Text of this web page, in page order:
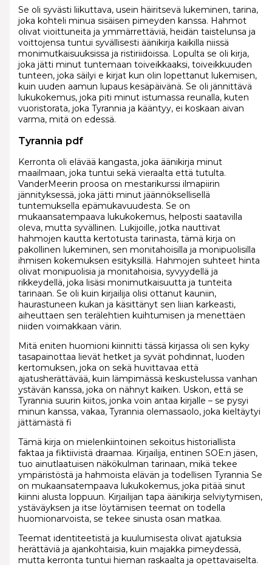
Se oli syvästi liikuttava, usein häiritsevä lukeminen, tarina,
joka kohteli minua sisäisen pimeyden kanssa. Hahmot
olivat vioittuneita ja ymmärrettäviä, heidän taistelunsa ja
voittojensa tuntui syvällisesti äänikirja kaikilla niissä
monimutkaisuuksissa ja ristiriidoissa. Lopulta se oli kirja,
joka jätti minut tuntemaan toiveikkaaksi, toiveikkuuden
tunteen, joka säilyi e kirjat​ kun olin lopettanut lukemisen,
kuin uuden aamun lupaus kesäpäivänä. Se oli jännittävä
lukukokemus, joka piti minut istumassa reunalla, kuten
vuoristorata, joka Tyrannia ja kääntyy, ei koskaan aivan
varma, mitä on edessä.
Tyrannia pdf
Kerronta oli elävää kangasta, joka äänikirja minut
maailmaan, joka tuntui sekä vieraalta että tutulta.
VanderMeerin proosa on mestarikurssi ilmapiirin
jännityksessä, joka jätti minut jäännöksellisellä
tuntemuksella epämukavuudesta. Se on
mukaansatempaava lukukokemus, helposti saatavilla
oleva, mutta syvällinen. Lukijoille, jotka nauttivat
hahmojen kautta kertotusta tarinasta, tämä kirja on
pakollinen lukeminen, sen monitahoisilla ja monipuolisilla
ihmisen kokemuksen esityksillä. Hahmojen suhteet hinta
olivat monipuolisia ja monitahoisia, syvyydellä ja
rikkeydellä, joka lisäsi monimutkaisuutta ja tunteita
tarinaan. Se oli kuin kirjailija olisi ottanut kauniin,
haurastuneen kukan ja käsittänyt sen liian karkeasti,
aiheuttaen sen terälehtien kuihtumisen ja menettäen
niiden voimakkaan värin.
Mitä eniten huomioni kiinnitti tässä kirjassa oli sen kyky
tasapainottaa lievät hetket ja syvät pohdinnat, luoden
kertomuksen, joka on sekä huvittavaa että
ajatusherättävää, kuin lämpimässä keskustelussa vanhan
ystävän kanssa, joka on nähnyt kaiken. Uskon, että se
Tyrannia suurin kiitos, jonka voin antaa kirjalle – se pysyi
minun kanssa, vakaa, Tyrannia olemassaolo, joka kieltäytyi
jättämästä fi
Tämä kirja on mielenkiintoinen sekoitus historiallista
faktaa ja fiktiivistä draamaa. Kirjailija, entinen SOE:n jäsen,
tuo ainutlaatuisen näkökulman tarinaan, mikä tekee
ympäristöstä ja hahmoista elävän ja todellisen Tyrannia Se
on mukaansatempaava lukukokemus, joka pitää sinut
kiinni alusta loppuun. Kirjailijan tapa äänikirja selviytymisen,
ystäväyksen ja itse löytämisen teemat on todella
huomionarvoista, se tekee sinusta osan matkaa.
Teemat identiteetistä ja kuulumisesta olivat ajatuksia
herättäviä ja ajankohtaisia, kuin majakka pimeydessä,
mutta kerronta tuntui hieman raskaalta ja opettavaiselta.